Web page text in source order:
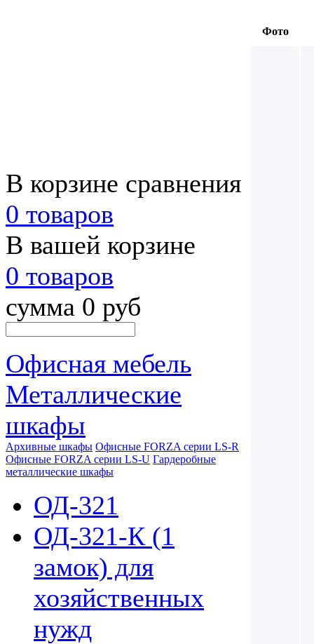
В корзине сравнения
0 товаров
В вашей корзине
0 товаров
сумма 0 руб
Офисная мебель
Металлические
шкафы
Архивные шкафы Офисные FORZA серии LS-R
Офисные FORZA серии LS-U Гардеробные
металлические шкафы
ОД-321
ОД-321-К (1
замок) для
хозяйственных
нужд
Фото